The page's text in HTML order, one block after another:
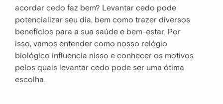
acordar cedo faz bem? Levantar cedo pode
potencializar seu dia, bem como trazer diversos
benefícios para a sua saúde e bem-estar. Por
isso, vamos entender como nosso relógio
biológico influencia nisso e conhecer os motivos
pelos quais levantar cedo pode ser uma ótima
escolha.